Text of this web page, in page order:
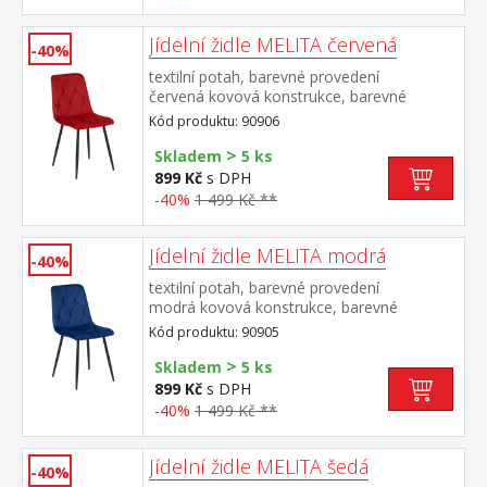
-40% Jídelní židle MELITA červená
textilní potah, barevné provedení
červená kovová konstrukce, barevné
provedení černá výška sedu 50
cm doporučená nosnost do 120 kg
Kód produktu: 90906
Skladem > 5 ks
899 Kč s DPH
-40% 1 499 Kč **
-40% Jídelní židle MELITA modrá
textilní potah, barevné provedení
modrá kovová konstrukce, barevné
provedení černá výška sedu 50
cm doporučená nosnost do 120 kg
Kód produktu: 90905
Skladem > 5 ks
899 Kč s DPH
-40% 1 499 Kč **
-40% Jídelní židle MELITA šedá